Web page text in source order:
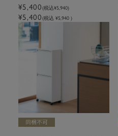
¥5,400(税込¥5,940)
¥5,400(税込 ¥5,940 )